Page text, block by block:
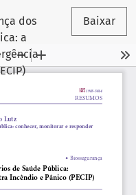
dos
a
Baixar